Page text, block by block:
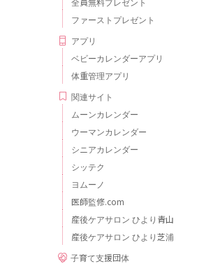
全員無料プレゼント
ファーストプレゼント
アプリ
ベビーカレンダーアプリ
体重管理アプリ
関連サイト
ムーンカレンダー
ウーマンカレンダー
シニアカレンダー
シッテク
ヨムーノ
医師監修.com
産後ケアサロン ひより青山
産後ケアサロン ひより芝浦
子育て支援団体